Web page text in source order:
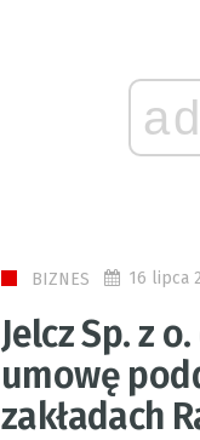
ad
BIZNES 16 lipca
Jelcz Sp. z
umowę
zakładach